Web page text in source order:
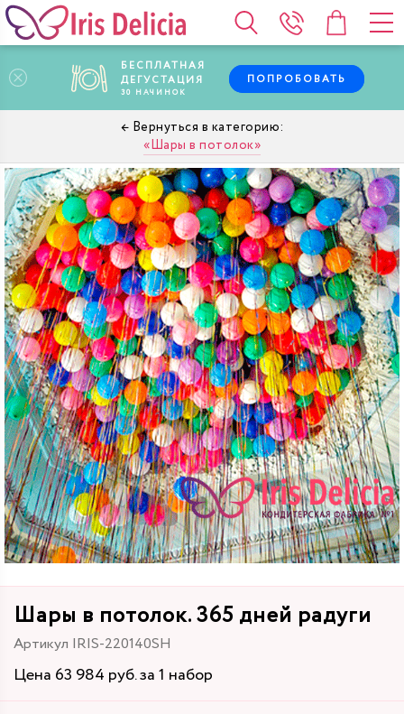
БЕСПЛАТНАЯ
ДЕГУСТАЦИЯ
30 НАЧИНОК
ПОПРОБОВАТЬ
Шары в потолок
Шары в потолок. 365 дней радуги
Артикул IRIS-220140SH
Цена 63 984 руб. за 1 набор